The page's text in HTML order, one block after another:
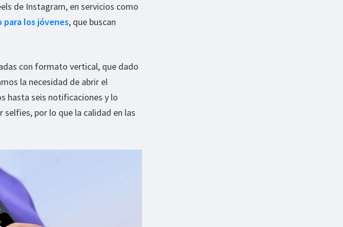
de Instagram, en servicios como
los jóvenes, que buscan
con formato vertical, que dado
la necesidad de abrir el
hasta seis notificaciones y lo
por lo que la calidad en las